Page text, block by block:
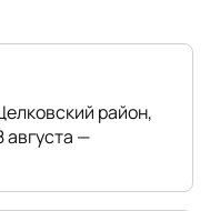
район,
августа —